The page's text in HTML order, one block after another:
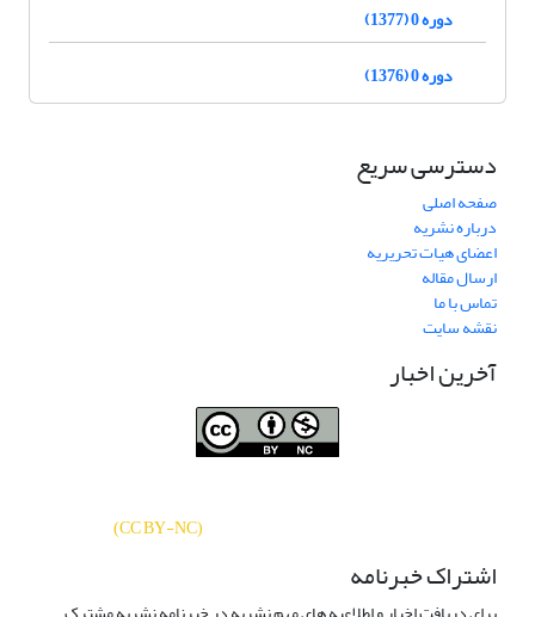
دوره 0 (1377)
دوره 0 (1376)
دسترسی سریع
صفحه اصلی
درباره نشریه
اعضای هیات تحریریه
ارسال مقاله
تماس با ما
نقشه سایت
آخرین اخبار
(
CC BY-NC
)
اشتراک خبرنامه